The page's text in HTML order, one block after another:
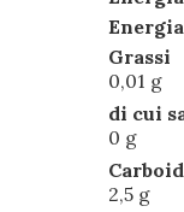
Grassi
0,01 g
di cui
0 g
2,5 g